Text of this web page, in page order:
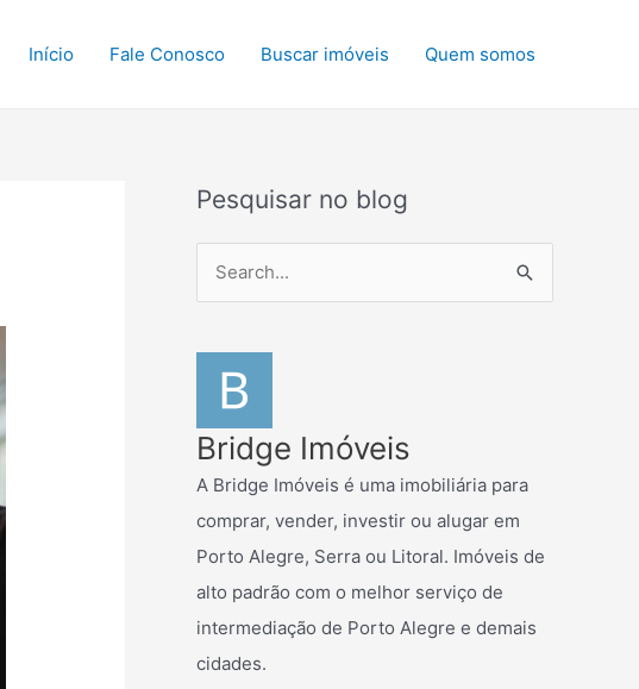
Início Fale Conosco Buscar imóveis Quem somos
Pesquisar no blog
i
s
r
o
Bridge Imóveis
A Bridge Imóveis é uma imobiliária para
comprar, vender, investir ou alugar em
Porto Alegre, Serra ou Litoral. Imóveis de
alto padrão com o melhor serviço de
intermediação de Porto Alegre e demais
cidades.